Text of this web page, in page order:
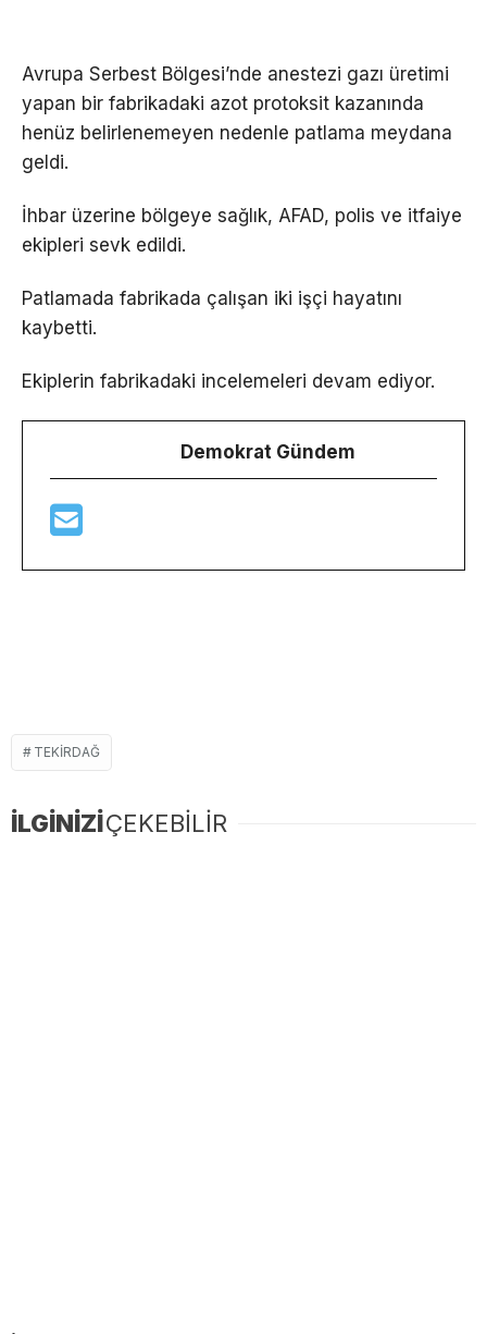
Avrupa Serbest Bölgesi’nde anestezi gazı üretimi
yapan bir fabrikadaki azot protoksit kazanında
henüz belirlenemeyen nedenle patlama meydana
geldi.
İhbar üzerine bölgeye sağlık, AFAD, polis ve itfaiye
ekipleri sevk edildi.
Patlamada fabrikada çalışan iki işçi hayatını
kaybetti.
Ekiplerin fabrikadaki incelemeleri devam ediyor.
Demokrat Gündem
TEKIRDAĞ
İLGİNİZİÇEKEBİLİR